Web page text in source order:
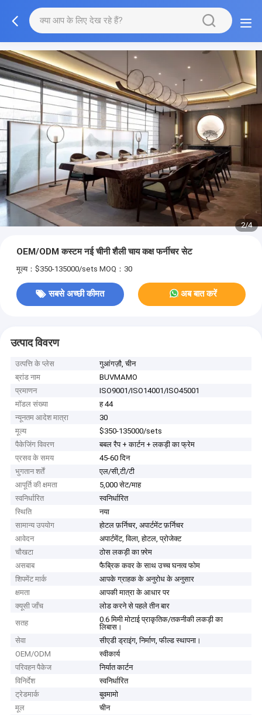
3/4
OEM/ODM कस्टम नई चीनी शैली चाय कक्ष फर्नीचर सेट
मूल्य：$350-135000/sets MOQ：30
सबसे अच्छी कीमत अब बात करें
उत्पाद विवरण
उत्पत्ति के प्लेस
गुआंगज़ौ, चीन
ब्रांड नाम
BUVMAMO
प्रमाणन
ISO9001/ISO14001/ISO45001
मॉडल संख्या
ह 44
न्यूनतम आदेश मात्रा
30
मूल्य
$350-135000/sets
पैकेजिंग विवरण
बबल रैप + कार्टन + लकड़ी का फ्रेम
प्रसव के समय
45-60 दिन
भुगतान शर्तें
एल/सी,टी/टी
आपूर्ति की क्षमता
5,000 सेट/माह
स्वनिर्धारित
स्वनिर्धारित
स्थिति
नया
सामान्य उपयोग
होटल फ़र्निचर, अपार्टमेंट फ़र्निचर
आवेदन
अपार्टमेंट, विला, होटल, प्रोजेक्ट
चौखटा
ठोस लकड़ी का फ़्रेम
असबाब
फैब्रिक कवर के साथ उच्च घनत्व फोम
शिपमेंट मार्क
आपके ग्राहक के अनुरोध के अनुसार
क्षमता
आपकी मात्रा के आधार पर
क्यूसी जाँच
लोड करने से पहले तीन बार
सतह
0.6 मिमी मोटाई प्राकृतिक/तकनीकी लकड़ी का
लिबास।
सेवा
सीएडी ड्राइंग, निर्माण, फील्ड स्थापना।
OEM/ODM
स्वीकार्य
परिवहन पैकेज
निर्यात कार्टन
विनिर्देश
स्वनिर्धारित
ट्रेडमार्क
बुवमामो
मूल
चीन